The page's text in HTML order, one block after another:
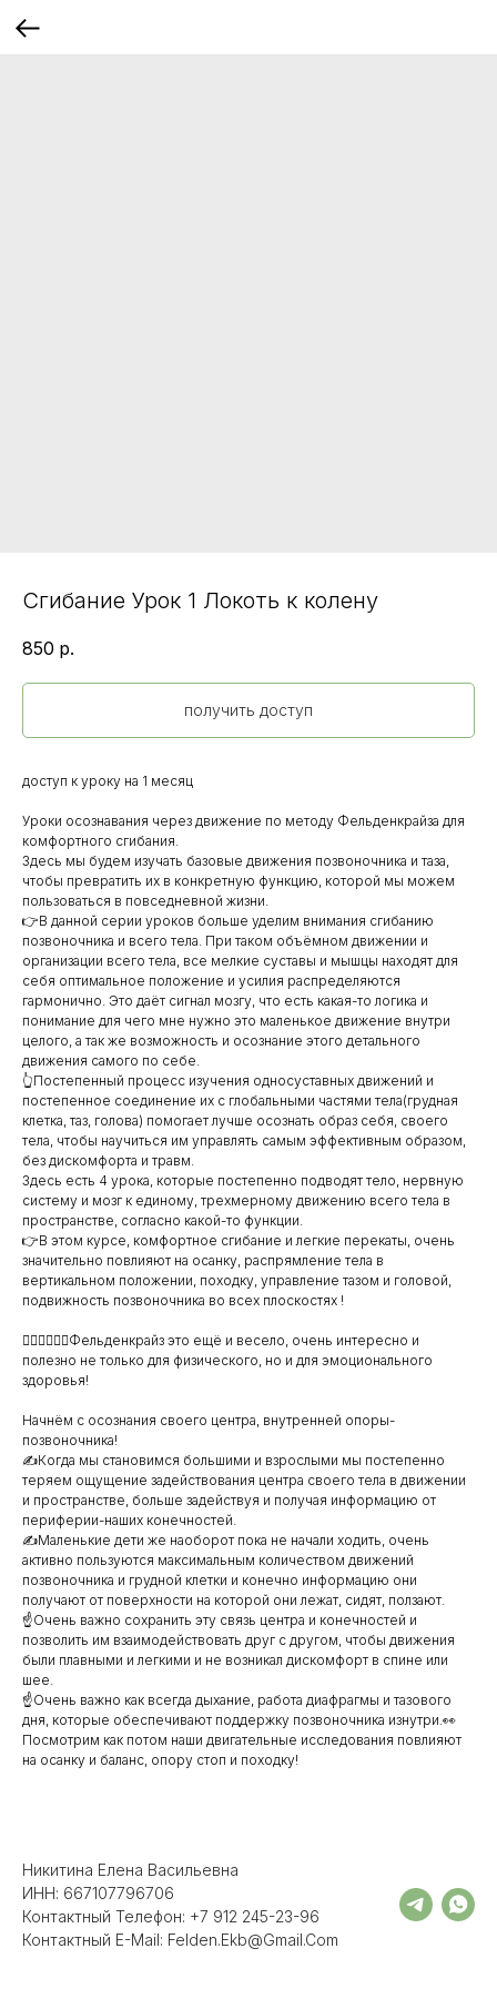
Сгибание Урок 1 Локоть к колену
850 р.
получить доступ
доступ к уроку на 1 месяц
Уроки осознавания через движение по методу Фельденкрайза для
комфортного сгибания.
Здесь мы будем изучать базовые движения позвоночника и таза,
чтобы превратить их в конкретную функцию, которой мы можем
пользоваться в повседневной жизни.
👉В данной серии уроков больше уделим внимания сгибанию
позвоночника и всего тела. При таком объёмном движении и
организации всего тела, все мелкие суставы и мышцы находят для
себя оптимальное положение и усилия распределяются
гармонично. Это даёт сигнал мозгу, что есть какая-то логика и
понимание для чего мне нужно это маленькое движение внутри
целого, а так же возможность и осознание этого детального
движения самого по себе.
👆Постепенный процесс изучения односуставных движений и
постепенное соединение их с глобальными частями тела(грудная
клетка, таз, голова) помогает лучше осознать образ себя, своего
тела, чтобы научиться им управлять самым эффективным образом,
без дискомфорта и травм.
Здесь есть 4 урока, которые постепенно подводят тело, нервную
систему и мозг к единому, трехмерному движению всего тела в
пространстве, согласно какой-то функции.
👉В этом курсе, комфортное сгибание и легкие перекаты, очень
значительно повлияют на осанку, распрямление тела в
вертикальном положении, походку, управление тазом и головой,
подвижность позвоночника во всех плоскостях !
👍🏻👍🏻👍🏻Фельденкрайз это ещё и весело, очень интересно и
полезно не только для физического, но и для эмоционального
здоровья!
Начнём с осознания своего центра, внутренней опоры-
позвоночника!
✍️Когда мы становимся большими и взрослыми мы постепенно
теряем ощущение задействования центра своего тела в движении
и пространстве, больше задействуя и получая информацию от
периферии-наших конечностей.
✍️Маленькие дети же наоборот пока не начали ходить, очень
активно пользуются максимальным количеством движений
позвоночника и грудной клетки и конечно информацию они
получают от поверхности на которой они лежат, сидят, ползают.
☝️Очень важно сохранить эту связь центра и конечностей и
позволить им взаимодействовать друг с другом, чтобы движения
были плавными и легкими и не возникал дискомфорт в спине или
шее.
☝️Очень важно как всегда дыхание, работа диафрагмы и тазового
дня, которые обеспечивают поддержку позвоночника изнутри.👀
Посмотрим как потом наши двигательные исследования повлияют
на осанку и баланс, опору стоп и походку!
Никитина Елена Васильевна
ИНН: 667107796706
Контактный Телефон: +7 912 245-23-96
Контактный E-Mail: Felden.ekb@gmail.com